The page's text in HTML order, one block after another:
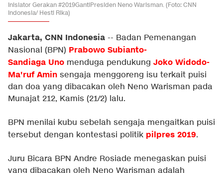
Inisiator Gerakan #2019GantiPresiden Neno Warisman. (Foto: CNN
Indonesia/ Hesti Rika)
Jakarta, CNN Indonesia -- Badan Pemenangan
Nasional (BPN) Prabowo Subianto-
Sandiaga Uno menduga pendukung Joko Widodo-
Ma'ruf Amin sengaja menggoreng isu terkait puisi
dan doa yang dibacakan oleh Neno Warisman pada
Munajat 212, Kamis (21/2) lalu.
BPN menilai kubu sebelah sengaja mengaitkan puisi
tersebut dengan kontestasi politik pilpres 2019.
Juru Bicara BPN Andre Rosiade menegaskan puisi
yang dibacakan oleh Neno Warisman adalah